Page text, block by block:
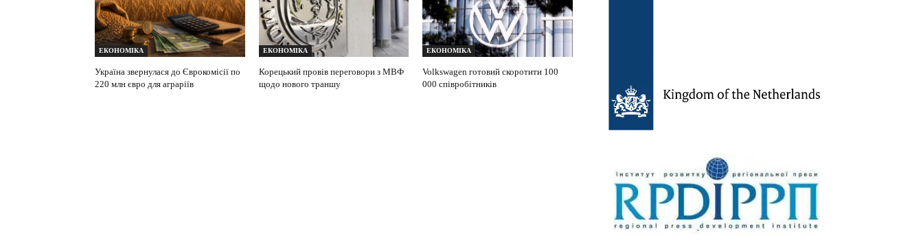
ЕКОНОМІКА
Україна звернулася до Єврокомісії по
220 млн євро для аграріїв
ЕКОНОМІКА
Корецький провів переговори з МВФ
щодо нового траншу
ЕКОНОМІКА
Volkswagen готовий скоротити 100
000 співробітників